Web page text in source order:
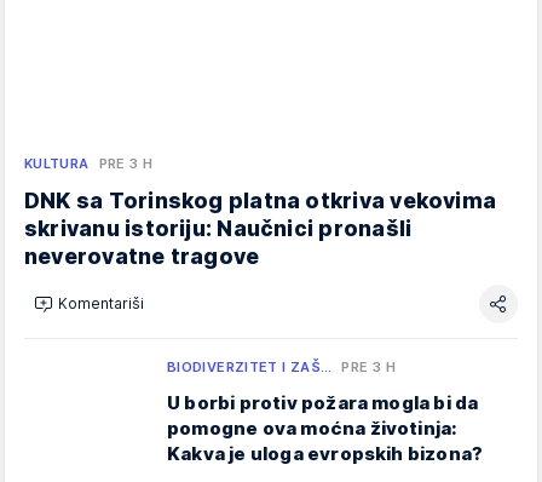
KULTURA PRE 3 H
DNK sa Torinskog platna otkriva vekovima
skrivanu istoriju: Naučnici pronašli
neverovatne tragove
Komentariši
BIODIVERZITET I ZAŠ… PRE 3 H
U borbi protiv požara mogla bi da
pomogne ova moćna životinja:
Kakva je uloga evropskih bizona?